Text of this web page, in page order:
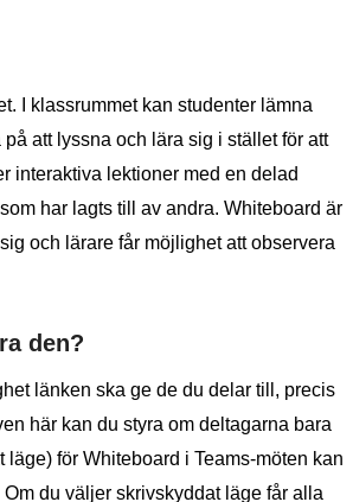
I klassrummet kan studenter lämna
att lyssna och lära sig i stället för att
interaktiva lektioner med en delad
har lagts till av andra. Whiteboard är
och lärare får möjlighet att observera
den?
länken ska ge de du delar till, precis
här kan du styra om deltagarna bara
för Whiteboard i Teams-möten kan
du väljer skrivskyddat läge får alla